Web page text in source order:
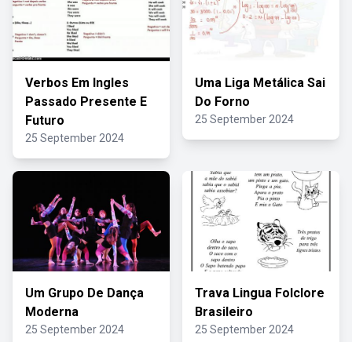
Verbos Em Ingles
Passado Presente E
Futuro
25 September 2024
Uma Liga Metálica Sai
Do Forno
25 September 2024
Um Grupo De Dança
Moderna
25 September 2024
Trava Lingua Folclore
Brasileiro
25 September 2024